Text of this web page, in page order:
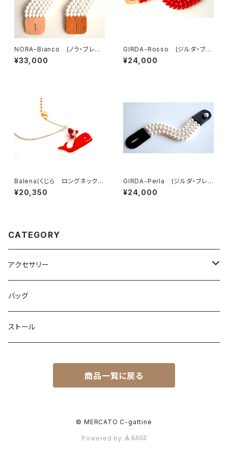
NORA-Bianco (ノラ・ブレス
レット）２種類
¥33,000
GIRDA-Rosso (ジルダ・ブレ
スレット）
¥24,000
Balena(くじら ロングネックレ
ス/ RED)
¥20,350
GIRDA-Perla (ジルダ・ブレス
レット）
¥24,000
CATEGORY
アクセサリー
ネックレス
ピアス
バッグ
ストール
商品一覧に戻る
© MERCATO C-gattine
Powered by